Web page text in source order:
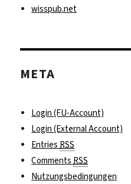
wisspub.net
META
Login (FU-Account)
Login (External Account)
Entries RSS
Comments RSS
Nutzungsbedingungen